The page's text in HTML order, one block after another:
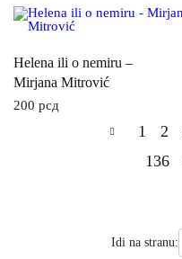
Helena ili o nemiru –
Mirjana Mitrović
200 рсд
1 2
136
Idi na stranu: